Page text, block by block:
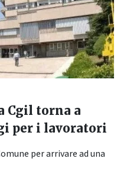
Cgil torna a
per i lavoratori
per arrivare ad una